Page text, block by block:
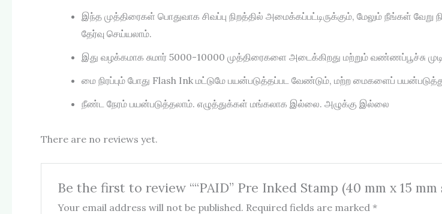
இந்த முத்திரைகள் பொதுவாக சிவப்பு நிறத்தில் அமைக்கப்பட்டிருக்கும், மேலும் நீங்கள்
தேர்வு செய்யலாம்.
இது வழக்கமாக சுமார் 5000-10000 முத்திரைகளை அடைக்கிறது மற்றும் வண்ணப்பூச்சு
மை நிரப்பும் போது Flash Ink மட்டுமே பயன்படுத்தப்பட வேண்டும், மற்ற மைகளைப்
நீண்ட நேரம் பயன்படுத்தலாம். எழுத்துக்கள் மங்கலாக இல்லை. அழுக்கு இல்லை
There are no reviews yet.
Be the first to review ““PAID” Pre Inked Stamp (40 mm x 15 mm
Your email address will not be published. Required fields are marked *